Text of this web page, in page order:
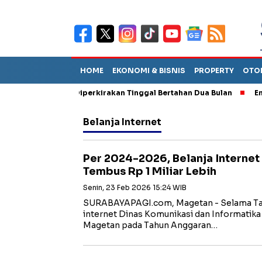
HOME EKONOMI & BISNIS PROPERTY
Sebut TPA Diperkirakan Tinggal Bertahan Dua Bulan Empat
Belanja Internet
Per 2024-2026, Belanja
Tembus Rp 1 Miliar Lebih
Senin, 23 Feb 2026 15:24 WIB
SURABAYAPAGI.com, Magetan - Selama
internet Dinas Komunikasi dan
Magetan pada Tahun Anggaran…